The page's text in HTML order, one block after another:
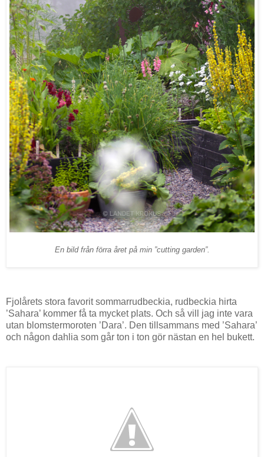
En bild från förra året på min ”cutting garden”.
Fjolårets stora favorit sommarrudbeckia, rudbeckia hirta
’Sahara’ kommer få ta mycket plats. Och så vill jag inte vara
utan blomstermoroten ’Dara’. Den tillsammans med ’Sahara’
och någon dahlia som går ton i ton gör nästan en hel bukett.